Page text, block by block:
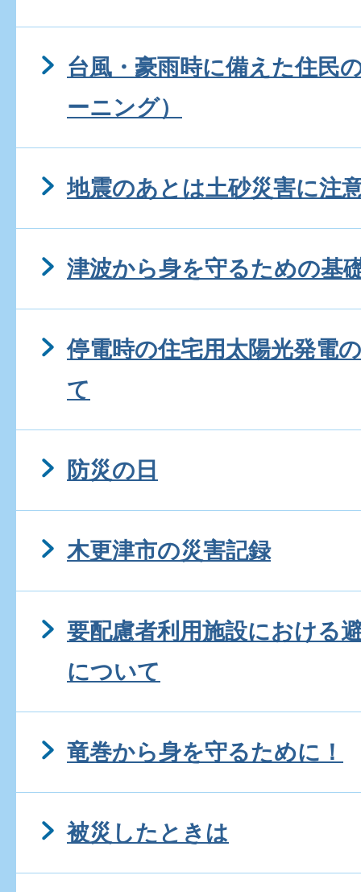
台風・豪雨時に備えた住民
ーニング）
地震のあとは土砂災害に注
津波から身を守るための基
停電時の住宅用太陽光発電
て
防災の日
木更津市の災害記録
要配慮者利用施設における
について
竜巻から身を守るために！
被災したときは